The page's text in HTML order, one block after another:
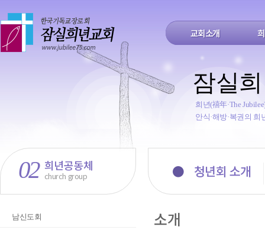
교회소개
잠실
희년(禧年·The
안식·해방·복권의
02 희년공동체
church group
남신도회
● 청년회 소개
소개